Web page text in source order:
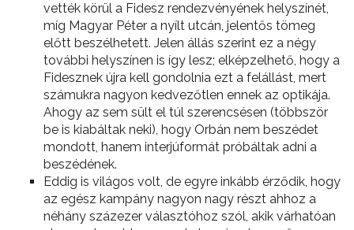
vették körül a Fidesz rendezvényének helyszínét,
míg Magyar Péter a nyílt utcán, jelentős tömeg
előtt beszélhetett. Jelen állás szerint ez a négy
további helyszínen is így lesz; elképzelhető, hogy a
Fidesznek újra kell gondolnia ezt a felállást, mert
számukra nagyon kedvezőtlen ennek az optikája.
Ahogy az sem sült el túl szerencsésen (többször
be is kiabáltak neki), hogy Orbán nem beszédet
mondott, hanem interjúformát próbáltak adni a
beszédének.
Eddig is világos volt, de egyre inkább érződik, hogy
az egész kampány nagyon nagy részt ahhoz a
néhány százezer választóhoz szól, akik várhatóan